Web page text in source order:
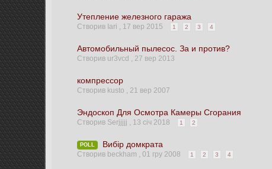
Утепление железного гаража
Створив Iari , 17 вер 2015 1 2 3 4
Автомобильный пылесос. За и против?
Створив ur3vcd , 27 вер 2013
компрессор
Створив kusto , 21 вер 2007
Эндоскоп Для Осмотра Камеры Сгорания
Створив Serjjjjj , 13 січ 2018 1 2
POLL Вибір домкрата
Створив beckham ,01 гру 2008 1 2 3 4